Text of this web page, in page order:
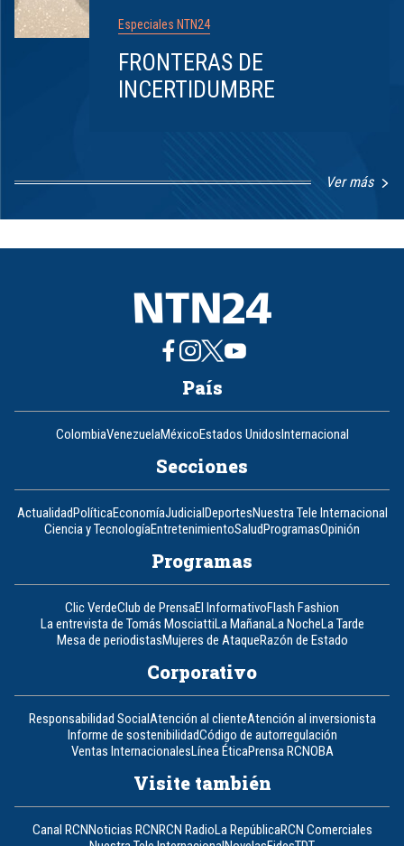
Especiales NTN24
FRONTERAS DE
INCERTIDUMBRE
Ver más
1
8
País
ColombiaVenezuelaMéxicoEstados UnidosInternacional
Secciones
ActualidadPolíticaEconomíaJudicialDeportesNuestra Tele Internacional
Ciencia y TecnologíaEntretenimientoSaludProgramasOpinión
Programas
Clic VerdeClub de PrensaEl InformativoFlash Fashion
La entrevista de Tomás MosciattiLa MañanaLa NocheLa Tarde
Mesa de periodistasMujeres de AtaqueRazón de Estado
Corporativo
Responsabilidad SocialAtención al clienteAtención al inversionista
Informe de sostenibilidadCódigo de autorregulación
Ventas InternacionalesLínea ÉticaPrensa RCNOBA
Visite también
Canal RCNNoticias RCNRCN RadioLa RepúblicaRCN Comerciales